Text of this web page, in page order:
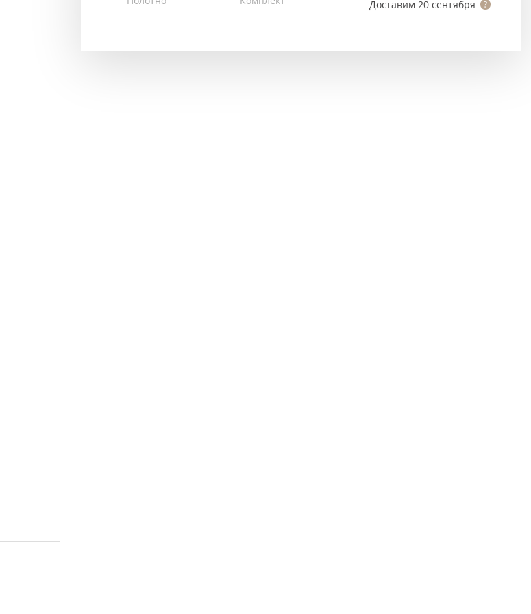
Доставим 20 сентября